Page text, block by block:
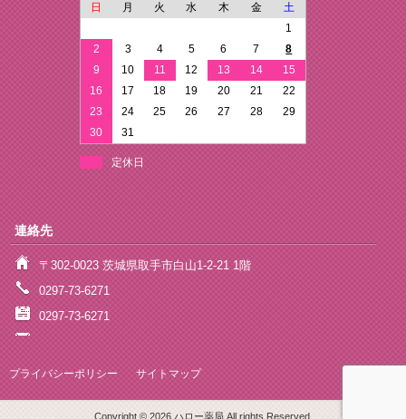
日
月 火 水 木 金
土
1
2
3 4 5 6 7
8
9
10 11 12 13 14
15
16
17 18 19 20 21
22
23
24 25 26 27 28
29
30
31
定休日
連絡先
〒302-0023 茨城県取手市白山1-2-21 1階
0297-73-6271
0297-73-6271
プライバシーポリシー サイトマップ
Copyright © 2026 ハロー薬局 All rights Reserved.